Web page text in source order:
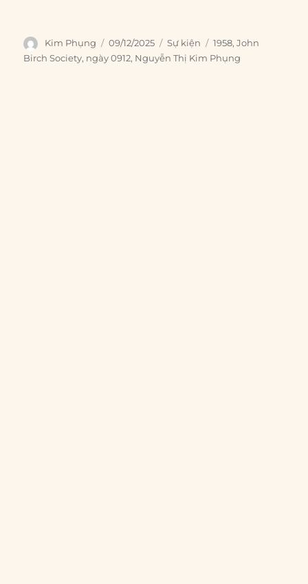
Author
Kim Phụng
Posted
on
09/12/2025 Categories
Sự kiện Tags
1958,John
Birch Society, ngày 0912, Nguyễn Thị Kim Phụng